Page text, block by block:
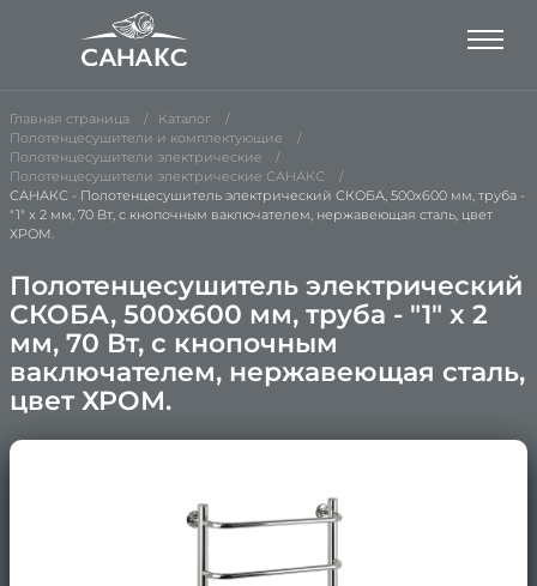
Главная страница
Каталог
Полотенцесушители и комплектующие
Полотенцесушители электрические
Полотенцесушители электрические САНАКС
САНАКС - Полотенцесушитель электрический СКОБА, 500х600 мм, труба -
"1" x 2 мм, 70 Вт, с кнопочным ваключателем, нержавеющая сталь, цвет
ХРОМ.
Полотенцесушитель электрический
СКОБА, 500х600 мм, труба - "1" x 2
мм, 70 Вт, с кнопочным
ваключателем, нержавеющая сталь,
цвет ХРОМ.